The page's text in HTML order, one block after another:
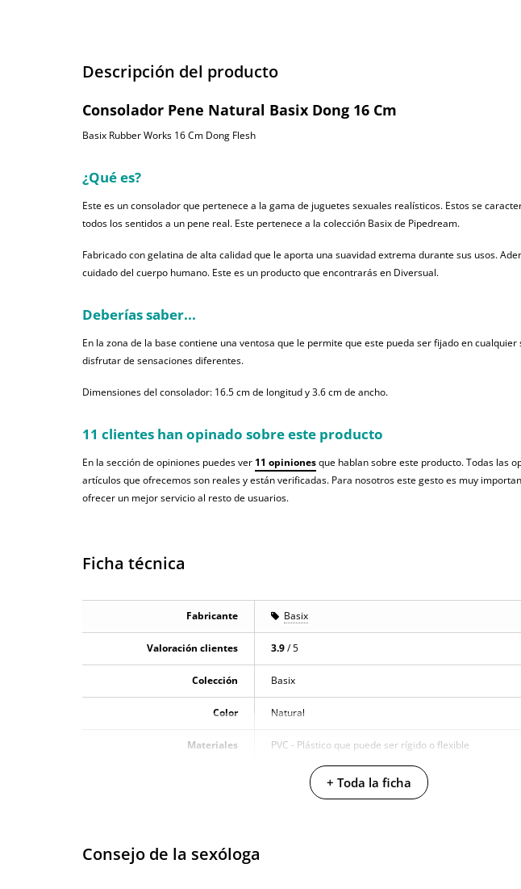
Descripción del producto
Consolador Pene Natural Basix Dong 16 Cm
Basix Rubber Works 16 Cm Dong Flesh
¿Qué es?
Este es un consolador que pertenece a la gama de juguetes sexuales realísticos. Estos se
todos los sentidos a un pene real. Este pertenece a la colección Basix de Pipedream.
Fabricado con gelatina de alta calidad que le aporta una suavidad extrema durante sus usos.
cuidado del cuerpo humano. Este es un producto que encontrarás en Diversual.
Deberías saber...
En la zona de la base contiene una ventosa que le permite que este pueda ser fijado en
disfrutar de sensaciones diferentes.
Dimensiones del consolador: 16.5 cm de longitud y 3.6 cm de ancho.
11 clientes han opinado sobre este producto
En la sección de opiniones puedes ver 11 opinionesque hablan sobre este producto. Todas las
artículos que ofrecemos son reales y están verificadas. Para nosotros este gesto es muy
ofrecer un mejor servicio al resto de usuarios.
Ficha técnica
Fabricante Basix
Valoración clientes 3.9/ 5
Colección Basix
Color Natural
Materiales PVC - Plástico que puede ser rígido o flexible
+ Toda la ficha
Consejo de la sexóloga